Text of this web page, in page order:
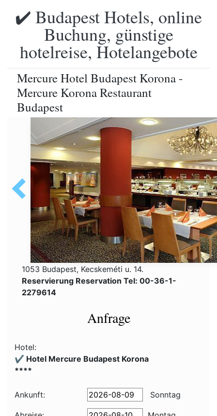
✔️ Budapest Hotels, online
Buchung, günstige
hotelreise, Hotelangebote
Mercure Hotel Budapest Korona -
Mercure Korona Restaurant
Budapest
1053 Budapest, Kecskeméti u. 14.
Reservierung Reservation Tel: 00-36-1-
2279614
Anfrage
Hotel:
✔️ Hotel Mercure Budapest Korona
****
Ankunft: Sonntag